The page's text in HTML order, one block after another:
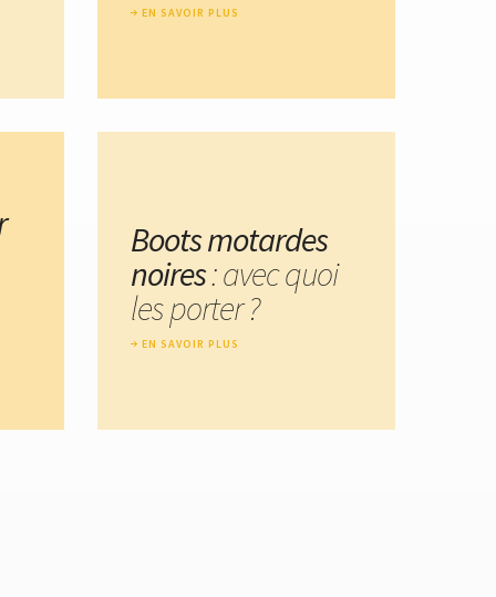
EN SAVOIR PLUS
Boots motardes
noires: avec quoi
les porter ?
EN SAVOIR PLUS